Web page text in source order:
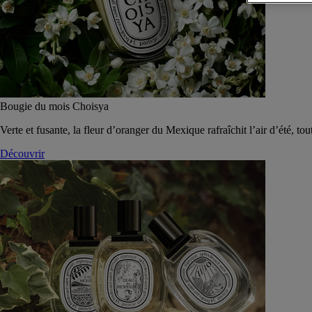
Bougie du mois Choisya
Verte et fusante, la fleur d’oranger du Mexique rafraîchit l’air d’été,
Découvrir